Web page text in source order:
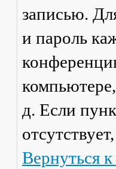
записью.
и пароль
д. Если
Вернуться